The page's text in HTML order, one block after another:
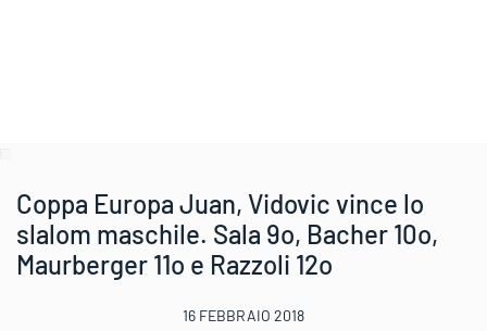
Coppa Europa Juan, Vidovic vince lo
slalom maschile. Sala 9o, Bacher 10o,
Maurberger 11o e Razzoli 12o
16 FEBBRAIO 2018
CRO
2 7 ROCHAT Marc SUI